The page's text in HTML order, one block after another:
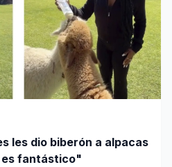
les dio biberón a alpacas
es fantástico"